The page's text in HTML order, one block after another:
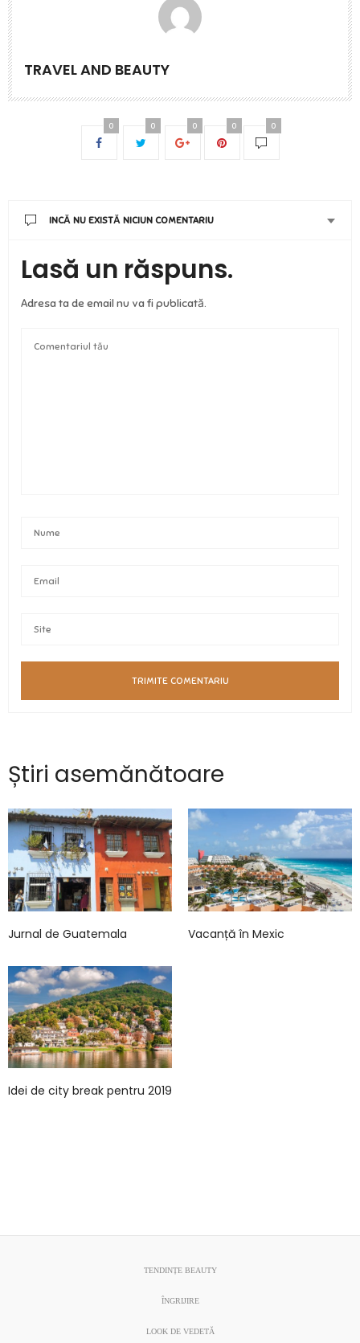
TRAVEL AND BEAUTY
0 0 0 0 0
INCĂ NU EXISTĂ NICIUN COMENTARIU
Lasă un răspuns.
Adresa ta de email nu va fi publicată.
Știri asemănătoare
Jurnal de Guatemala Vacanță în Mexic
Idei de city break pentru 2019
TENDINȚE BEAUTY
ÎNGRIJIRE
LOOK DE VEDETĂ